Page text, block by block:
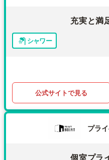
充実と満
シャワー
公式サイトで見る
プラ
個室プラ